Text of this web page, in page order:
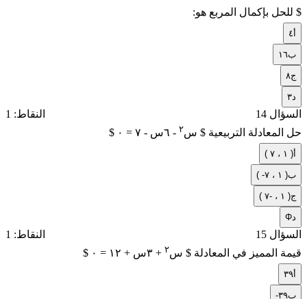
$ للحل بإكمال المربع هو:
٤
ب١٦
ج٨
٣
السؤال 14
النقاط: 1
حل المعادلة التربيعية $ س ٢- ٦س - ٧ = ٠ $
( ١ ، ٧ )
ب( -١ ، ٧ )
ج( ١ ، -٧ )
Φ
السؤال 15
النقاط: 1
قيمة المميز في المعادلة $ س ٢+ ٣س + ١٢ = ٠ $
٣٩
ب-٣٩